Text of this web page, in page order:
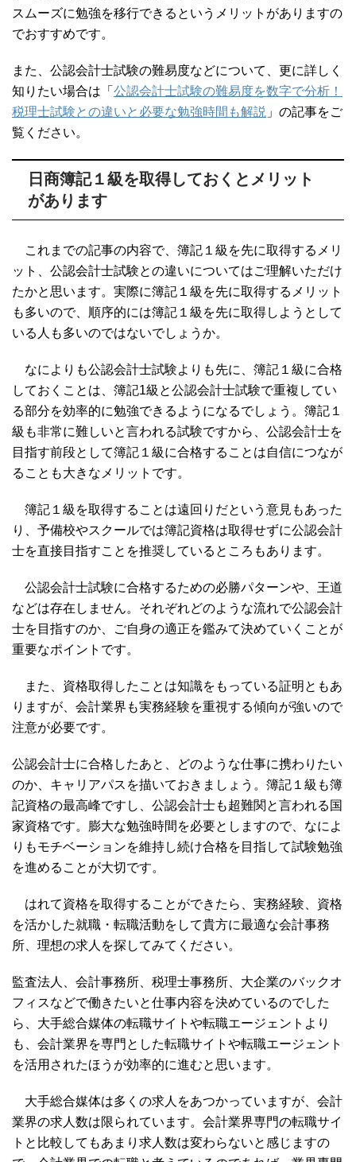
スムーズに勉強を移行できるというメリットがありますの
でおすすめです。
また、公認会計士試験の難易度などについて、更に詳しく
知りたい場合は「 公認会計士試験の難易度を数字で分析！
税理士試験との違いと必要な勉強時間も解説 」の記事をご
覧ください。
日商簿記１級を取得しておくとメリット
があります
これまでの記事の内容で、簿記１級を先に取得するメリ
ット、公認会計士試験との違いについてはご理解いただけ
たかと思います。実際に簿記１級を先に取得するメリット
も多いので、順序的には簿記１級を先に取得しようとして
いる人も多いのではないでしょうか。
なによりも公認会計士試験よりも先に、簿記１級に合格
しておくことは、簿記1級と公認会計士試験で重複してい
る部分を効率的に勉強できるようになるでしょう。簿記１
級も非常に難しいと言われる試験ですから、公認会計士を
目指す前段として簿記１級に合格することは自信につなが
ることも大きなメリットです。
簿記１級を取得することは遠回りだという意見もあった
り、予備校やスクールでは簿記資格は取得せずに公認会計
士を直接目指すことを推奨しているところもあります。
公認会計士試験に合格するための必勝パターンや、王道
などは存在しません。それぞれどのような流れで公認会計
士を目指すのか、ご自身の適正を鑑みて決めていくことが
重要なポイントです。
また、資格取得したことは知識をもっている証明ともあ
りますが、会計業界も実務経験を重視する傾向が強いので
注意が必要です。
公認会計士に合格したあと、どのような仕事に携わりたい
のか、キャリアパスを描いておきましょう。簿記１級も簿
記資格の最高峰ですし、公認会計士も超難関と言われる国
家資格です。膨大な勉強時間を必要としますので、なによ
りもモチベーションを維持し続け合格を目指して試験勉強
を進めることが大切です。
はれて資格を取得することができたら、実務経験、資格
を活かした就職・転職活動をして貴方に最適な会計事務
所、理想の求人を探してみてください。
監査法人、会計事務所、税理士事務所、大企業のバックオ
フィスなどで働きたいと仕事内容を決めているのでした
ら、大手総合媒体の転職サイトや転職エージェントより
も、会計業界を専門とした転職サイトや転職エージェント
を活用されたほうが効率的に進むと思います。
大手総合媒体は多くの求人をあつかっていますが、会計
業界の求人数は限られています。会計業界専門の転職サイ
トと比較してもあまり求人数は変わらないと感じますの